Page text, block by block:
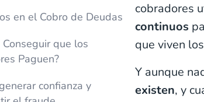
en el Cobro de Deudas
Conseguir que los
Paguen?
confianza y
cobradores
continuos
que viven
Y aunque
existen, y